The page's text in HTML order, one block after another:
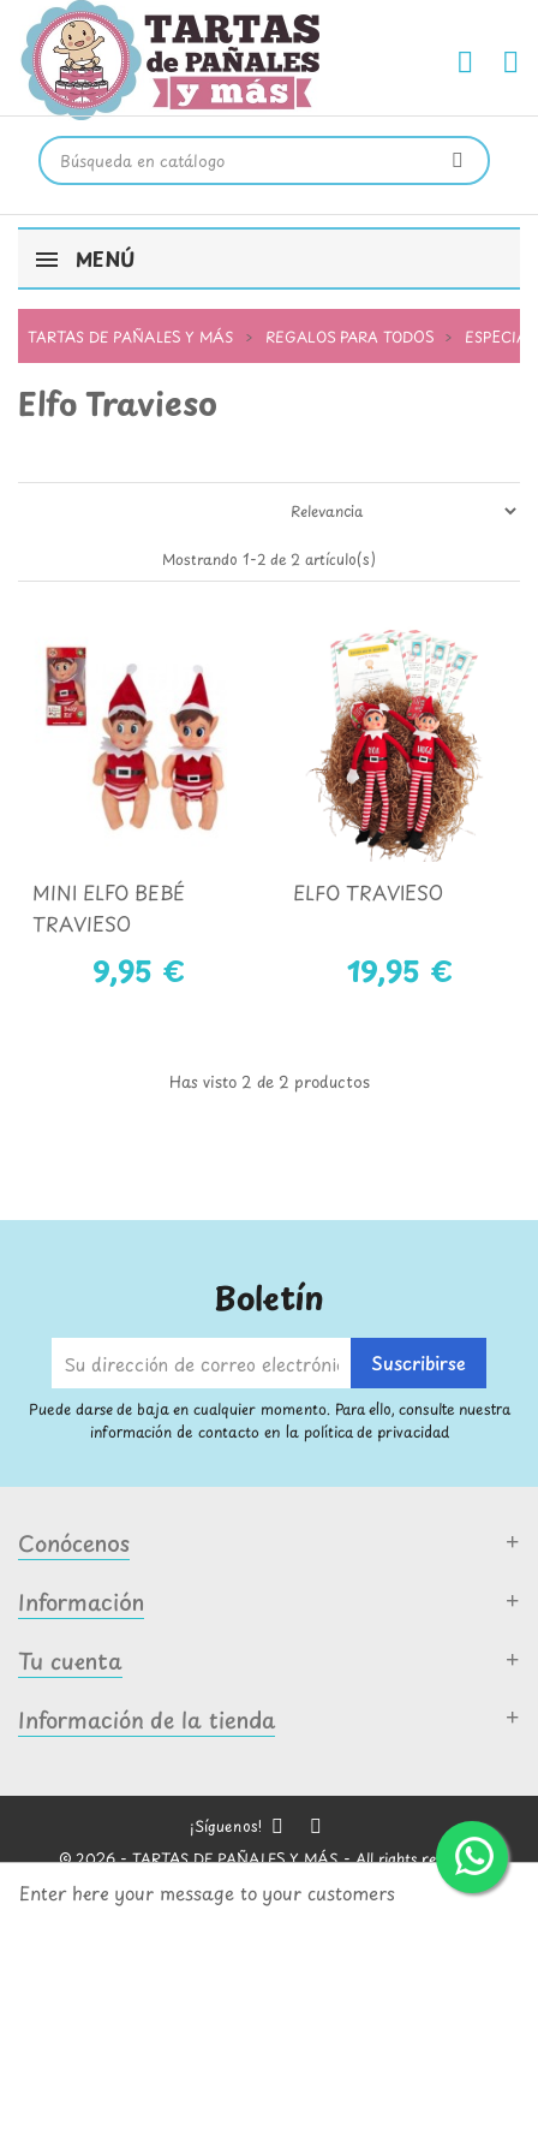
Enter here your message to your customers
MENÚ
TARTAS DE PAÑALES Y MÁS REGALOS PARA TODOS
Elfo Travieso
Mostrando 1-2 de 2 artículo(s)
MINI ELFO BEBÉ
TRAVIESO
9,95 €
ELFO TRAVIESO
19,95 €
Has visto 2 de 2 productos
Boletín
Puede darse de baja en cualquier momento. Para ello, consulte nuestra
información de contacto en la política de privacidad
Conócenos
Información
Tu cuenta
Información de la tienda
© 2026 - TARTAS DE PAÑALES Y MÁS - All rights reserved
¡Síguenos!